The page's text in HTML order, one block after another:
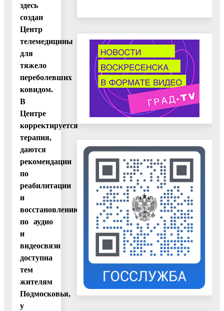
здесь
создан
Центр
телемедицины
для
тяжело
переболевших
ковидом.
В
Центре
корректируется
терапия,
даются
рекомендации
по
реабилитации
и
восстановлению. Консультация
по аудио
и
видеосвязи
доступна
тем
жителям
Подмосковья,
у